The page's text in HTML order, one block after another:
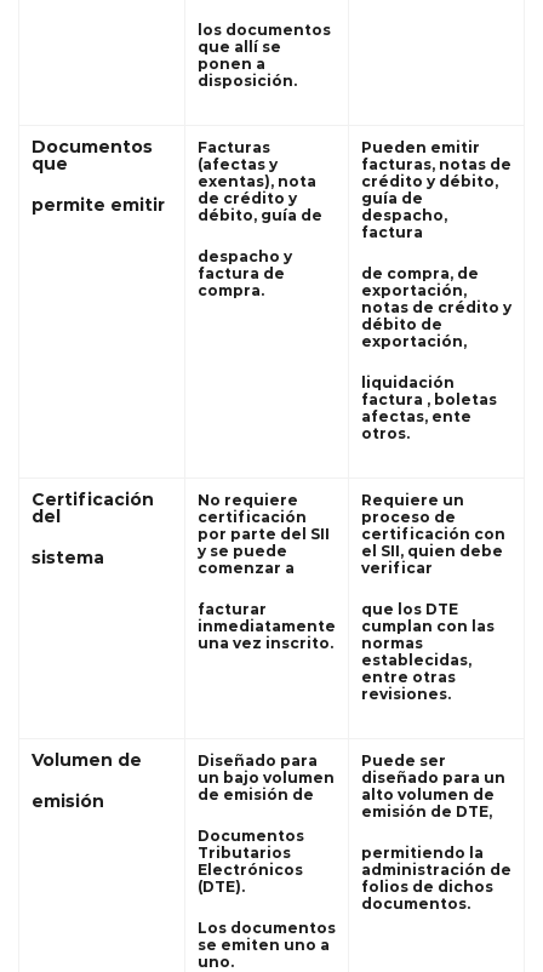
los documentos
que allí se
ponen a
disposición.
Documentos
que
permite emitir
Facturas
(afectas y
exentas), nota
de crédito y
débito, guía de
despacho y
factura de
compra.
Pueden emitir
facturas, notas de
crédito y débito,
guía de
despacho,
factura
de compra, de
exportación,
notas de crédito y
débito de
exportación,
liquidación
factura , boletas
afectas, ente
otros.
Certificación
del
sistema
No requiere
certificación
por parte del SII
y se puede
comenzar a
facturar
inmediatamente
una vez inscrito.
Requiere un
proceso de
certificación con
el SII, quien debe
verificar
que los DTE
cumplan con las
normas
establecidas,
entre otras
revisiones.
Volumen de
emisión
Diseñado para
un bajo volumen
de emisión de
Documentos
Tributarios
Electrónicos
(DTE).
Los documentos
se emiten uno a
uno.
Puede ser
diseñado para un
alto volumen de
emisión de DTE,
permitiendo la
administración de
folios de dichos
documentos.